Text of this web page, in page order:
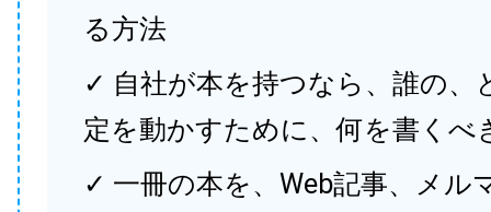
る方法
✓ 自社が本を持つなら、誰の、
定を動かすために、何を書くべ
✓ 一冊の本を、Web記事、メル